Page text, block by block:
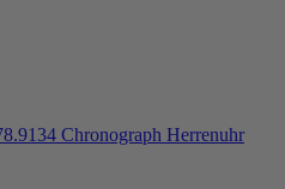
Chronograph Herrenuhr